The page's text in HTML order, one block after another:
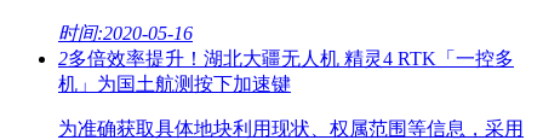
时间:2020-05-16
2多倍效率提升！湖北大疆无人机 精灵4 RTK「一控多
机」为国土航测按下加速键
为准确获取具体地块利用现状、权属范围等信息，采用